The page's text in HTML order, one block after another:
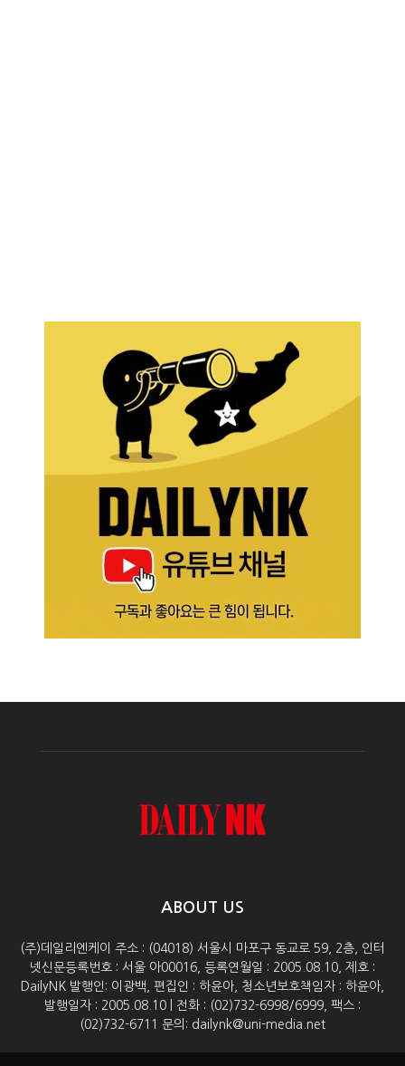
ABOUT US
(주)데일리엔케이 주소 : (04018) 서울시 마포구 동교로 59, 2층, 인터
넷신문등록번호 : 서울 아00016, 등록연월일 : 2005.08.10, 제호 :
DailyNK 발행인: 이광백, 편집인 : 하윤아, 청소년보호책임자 : 하윤아,
발행일자 : 2005.08.10 | 전화 : (02)732-6998/6999, 팩스 :
(02)732-6711 문의: dailynk@uni-media.net